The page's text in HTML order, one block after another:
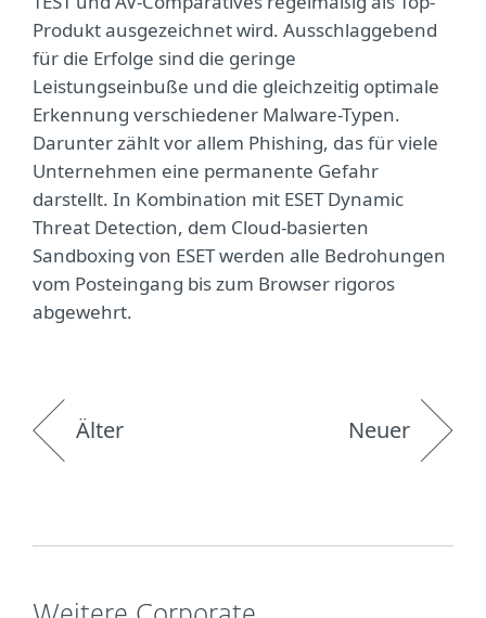
Produkt ausgezeichnet wird. Ausschlaggebend
für die Erfolge sind die geringe
Leistungseinbuße und die gleichzeitig optimale
Erkennung verschiedener Malware-Typen.
Darunter zählt vor allem Phishing, das für viele
Unternehmen eine permanente Gefahr
darstellt. In Kombination mit ESET Dynamic
Threat Detection, dem Cloud-basierten
Sandboxing von ESET werden alle Bedrohungen
vom Posteingang bis zum Browser rigoros
abgewehrt.
Älter Neuer